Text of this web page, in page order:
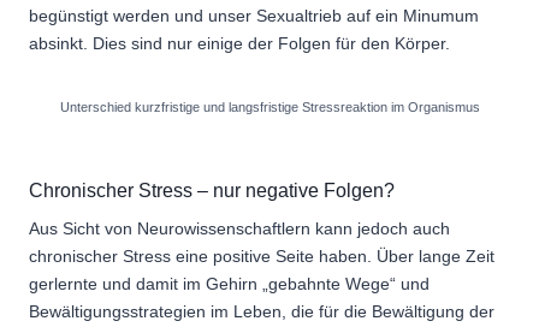
begünstigt werden und unser Sexualtrieb auf ein Minumum
absinkt. Dies sind nur einige der Folgen für den Körper.
Unterschied kurzfristige und langsfristige Stressreaktion im Organismus
Chronischer Stress – nur negative Folgen?
Aus Sicht von Neurowissenschaftlern kann jedoch auch
chronischer Stress eine positive Seite haben. Über lange Zeit
gerlernte und damit im Gehirn „gebahnte Wege“ und
Bewältigungsstrategien im Leben, die für die Bewältigung der